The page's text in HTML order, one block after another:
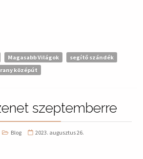
Magasabb Világok
segítő szándék
középút
szeptemberre
Blog 2023. augusztus 26.